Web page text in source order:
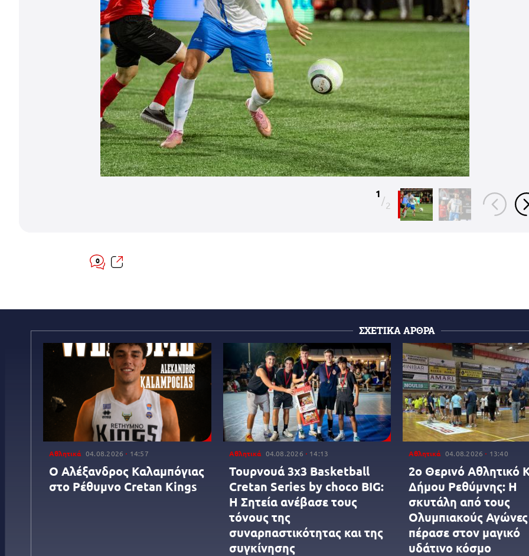
1
/2
0
ΣΧΕΤΙΚΑ ΑΡΘΡΑ
Αθλητικά 04.08.2026 14:57
Ο Αλέξανδρος Καλαμπόγιας
στο Ρέθυμνο Cretan Kings
Αθλητικά 04.08.2026 14:13
Τουρνουά 3x3 Βasketball
Cretan Series by choco BIG:
Η Σητεία ανέβασε τους
τόνους της
συναρπαστικότητας και της
συγκίνησης
Αθλητικά 04.08.2026 13:40
2ο Θερινό Αθλητικό
Δήμου Ρεθύμνης: Η
σκυτάλη από τους
Ολυμπιακούς Αγώνες
πέρασε στον μαγικό
υδάτινο κόσμο